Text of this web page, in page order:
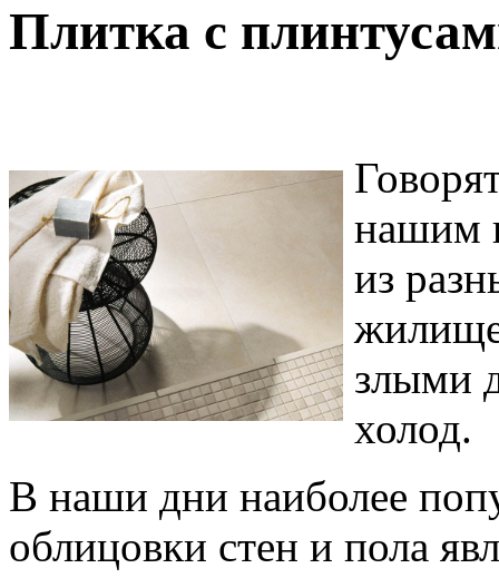
Плитка с
нашим
из
злыми
холод.
В наши дни наиболее
облицовки стен и пола